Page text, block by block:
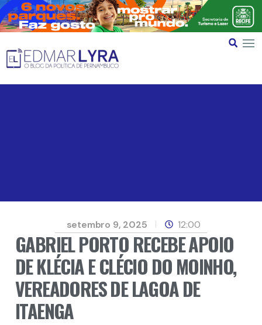
setembro 9, 2025 12:00
GABRIEL PORTO RECEBE APOIO
DE KLÉCIA E CLÉCIO DO MOINHO,
VEREADORES DE LAGOA DE
ITAENGA